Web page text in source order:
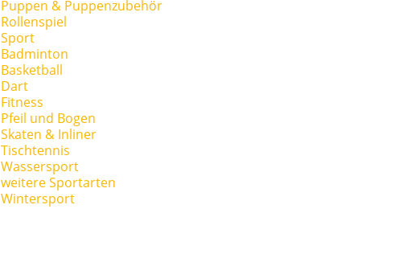
Puppen & Puppenzubehör
Rollenspiel
Sport
Badminton
Basketball
Dart
Fitness
Pfeil und Bogen
Skaten & Inliner
Tischtennis
Wassersport
weitere Sportarten
Wintersport